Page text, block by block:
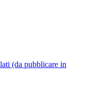
(da pubblicare in